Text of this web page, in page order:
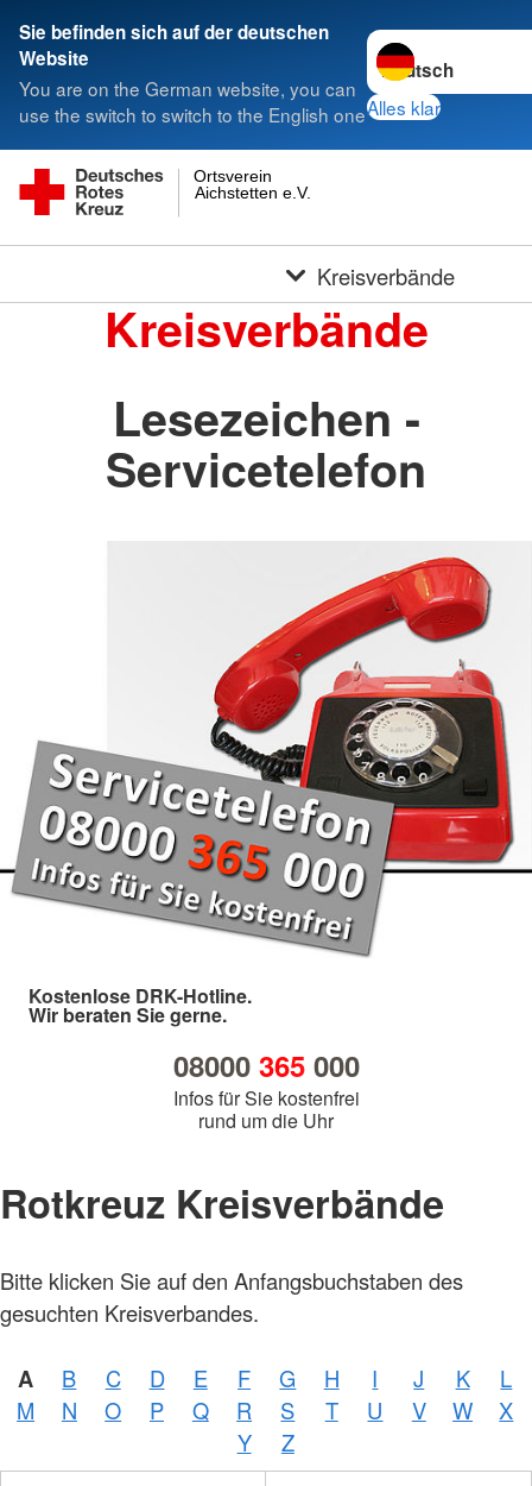
Sie befinden sich auf der deutschen
Website
You are on the German website, you can
use the switch to switch to the English one
Sprache wechseln
Alles klar
Aichstetten e.V.
Ortsverein
Kreisverbände
Kreisverbände
Lesezeichen -
Servicetelefon
Kostenlose DRK-Hotline.
Wir beraten Sie gerne.
08000 365000
Infos für Sie kostenfrei
rund um die Uhr
Rotkreuz Kreisverbände
Bitte klicken Sie auf den Anfangsbuchstaben des
gesuchten Kreisverbandes.
A B C D E F G H I J K
L
M
N O P Q R S T U V W
X
Y
Z